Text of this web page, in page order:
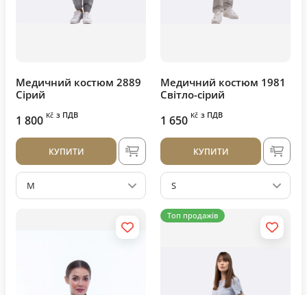
Медичний костюм 2889
Сірий
1 800 Kč з ПДВ
КУПИТИ
M
Медичний костюм 1981
Світло-сірий
1 650 Kč з ПДВ
КУПИТИ
S
Топ продажів